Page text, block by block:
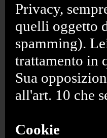
Privacy,
quelli oggetto
spamming).
trattamento in
Sua
all'art. 10 che
Cookie